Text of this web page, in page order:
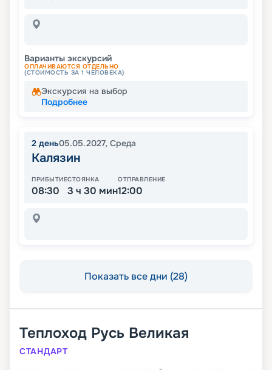
Варианты экскурсий
ОПЛАЧИВАЮТСЯ ОТДЕЛЬНО
(СТОИМОСТЬ ЗА 1 ЧЕЛОВЕКА)
Экскурсия на выбор
Подробнее
2 день05.05.2027, Среда
Калязин
ПРИБЫТИЕ
08:30
СТОЯНКА
3 ч 30 мин
ОТПРАВЛЕНИЕ
12:00
Показать все дни (28)
Теплоход Русь Великая
СТАНДАРТ